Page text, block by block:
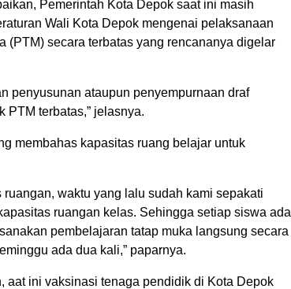
Pemerintah Kota Depok saat ini masih
Wali Kota Depok mengenai pelaksanaan
(PTM) secara terbatas yang rencananya digelar
penyusunan ataupun penyempurnaan draf
PTM terbatas,” jelasnya.
membahas kapasitas ruang belajar untuk
ruangan, waktu yang lalu sudah kami sepakati
ruangan kelas. Sehingga setiap siswa ada
pembelajaran tatap muka langsung secara
ada dua kali,” paparnya.
aat ini vaksinasi tenaga pendidik di Kota Depok